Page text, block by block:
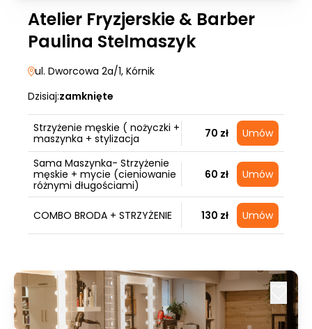
Atelier Fryzjerskie & Barber
Paulina Stelmaszyk
ul. Dworcowa 2a/1, Kórnik
Dzisiaj:zamknięte
Strzyżenie męskie ( nożyczki +
maszynka + stylizacja
70 zł Umów
Sama Maszynka- Strzyżenie
męskie + mycie (cieniowanie
różnymi długościami)
60 zł Umów
COMBO BRODA + STRZYŻENIE 130 zł Umów